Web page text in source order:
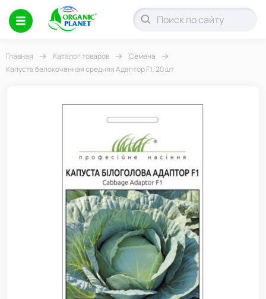
Главная Каталог товаров
Семена
Капуста белокочанная средняя Адаптор F1, 20 шт